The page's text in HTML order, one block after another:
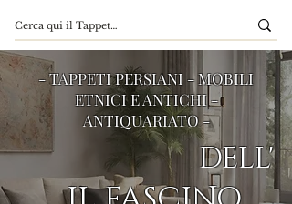
- TAPPETI PERSIANI - MOBILI
ETNICI E ANTICHI -
ANTIQUARIATO -
DELL'